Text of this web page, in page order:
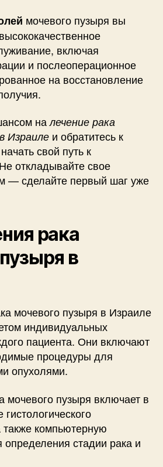
мочевого пузыря вы
включая
и послеоперационное
на восстановление
налечение рака
Израиле и обратитесь к
свой путь к
откладывайте свое
— сделайте первый шаг уже
рака
в
мочевого пузыря в Израиле
индивидуальных
пациента. Они включают
процедуры для
опухолями.
мочевого пузыря включает в
компьютерную
стадии рака и